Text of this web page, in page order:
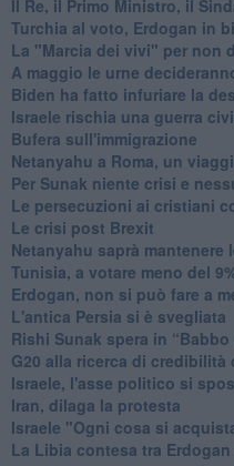
Il Re, il Primo Ministro, il
Turchia al voto, Erdogan in
La "Marcia dei vivi" per non
A maggio le urne
Biden ha fatto infuriare la
Israele rischia una guerra
Bufera sull'immigrazione
Netanyahu a Roma, un
Per Sunak niente crisi e
Le persecuzioni ai cristiani
Le crisi post Brexit
Netanyahu saprà mantenere
Tunisia, a votare meno del
Erdogan, non si può fare a
L'antica Persia si è svegliata
Rishi Sunak spera in “Babbo
G20 alla ricerca di credibilità
Israele, l'asse politico si
Iran, dilaga la protesta
Israele "Ogni cosa si
La Libia contesa tra